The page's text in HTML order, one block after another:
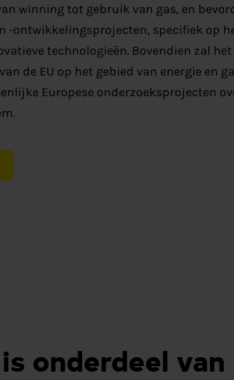
winning tot gebruik van gas, en
-ontwikkelingsprojecten, specifiek op
technologieën. Bovendien zal
de EU op het gebied van energie en
Europese onderzoeksprojecten
onderdeel van